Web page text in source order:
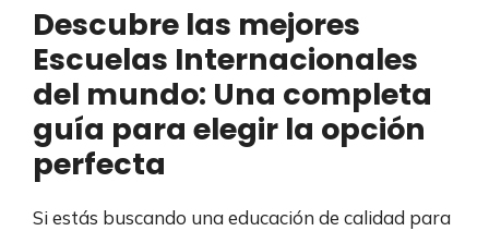
Descubre las mejores
Escuelas Internacionales
del mundo: Una completa
guía para elegir la opción
perfecta
Si estás buscando una educación de calidad para